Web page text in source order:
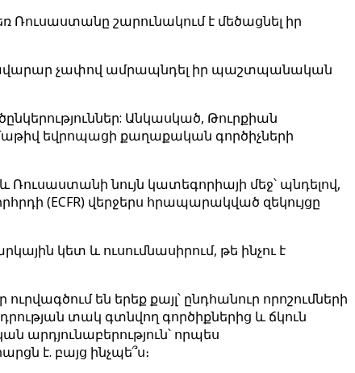
Ռուսաստանը շարունակում է մեծացնել իր
բավարար չափով ամրապնդել իր պաշտպանական
Անկասկած, Թուրքիան
եվրոպացի քաղաքական գործիչների
նույն կատեգորիայի մեջ՝ պնդելով,
(ECFR) վերջերս հրապարակված զեկույցը
կետ և ուսումնասիրում, թե ինչու է
են երեք քայլ՝ ընդհանուր որոշումների
տակ գտնվող գործիքներից և ճկուն
որպես
է. բայց ինչպե՞ս։